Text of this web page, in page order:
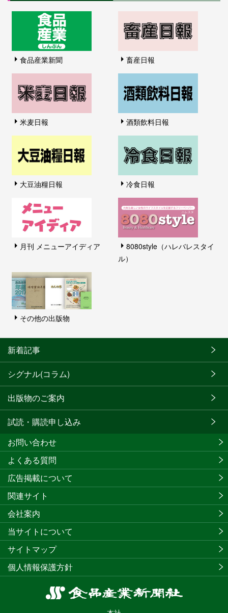
食品産業新聞 畜産日報
米麦日報 酒類飲料日報
大豆油糧日報 冷食日報
月刊 メニューアイディア
8080style（ハレバレスタイ
ル）
その他の出版物
新着記事
シグナル(コラム)
出版物のご案内
試読・購読申し込み
食
お問い合わせ
よくある質問
広告掲載について
関連サイト
会社案内
当サイトについて
サイトマップ
個人情報保護方針